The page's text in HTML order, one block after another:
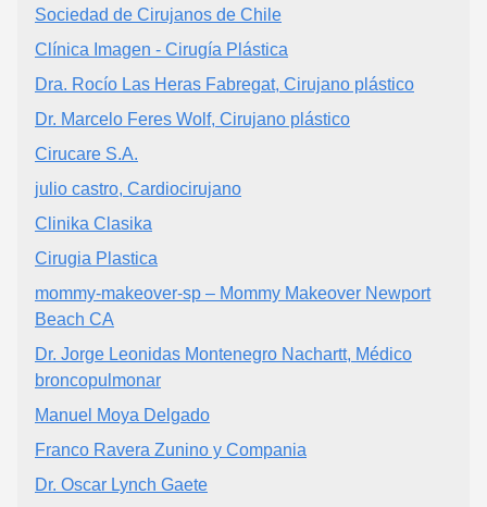
Sociedad de Cirujanos de Chile
Clínica Imagen - Cirugía Plástica
Dra. Rocío Las Heras Fabregat, Cirujano plástico
Dr. Marcelo Feres Wolf, Cirujano plástico
Cirucare S.A.
julio castro, Cardiocirujano
Clinika Clasika
Cirugia Plastica
mommy-makeover-sp – Mommy Makeover Newport
Beach CA
Dr. Jorge Leonidas Montenegro Nachartt, Médico
broncopulmonar
Manuel Moya Delgado
Franco Ravera Zunino y Compania
Dr. Oscar Lynch Gaete